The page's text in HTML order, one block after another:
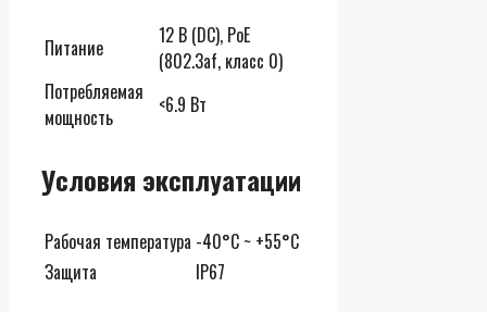
Питание
12 В (DC), PoE
(802.3af, класс 0)
Потребляемая
мощность
<6.9 Вт
Условия эксплуатации
Рабочая температура -40°C ~ +55°C
Защита
IP67